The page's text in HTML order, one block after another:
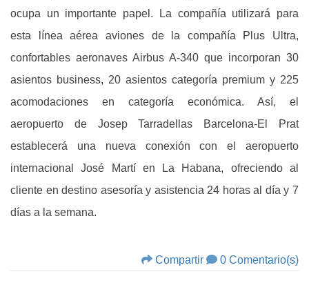
ocupa un importante papel. La compañía utilizará para
esta línea aérea aviones de la compañía Plus Ultra,
confortables aeronaves Airbus A-340 que incorporan 30
asientos business, 20 asientos categoría premium y 225
acomodaciones en categoría económica. Así, el
aeropuerto de Josep Tarradellas Barcelona-El Prat
establecerá una nueva conexión con el aeropuerto
internacional José Martí en La Habana, ofreciendo al
cliente en destino asesoría y asistencia 24 horas al día y 7
días a la semana.
Compartir 0 Comentario(s)